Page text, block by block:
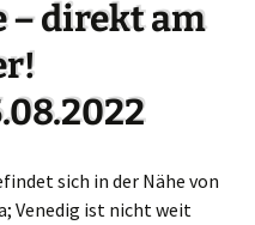
– direkt am
sich in der Nähe von
Venedig ist nicht weit